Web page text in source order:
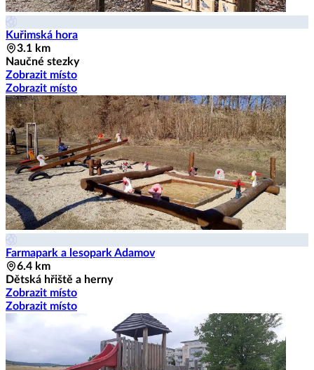
Kuřimská hora
3.1 km
Naučné stezky
Zobrazit místo
Zobrazit místo
Farmapark a lesopark Adamov
6.4 km
Dětská hřiště a herny
Zobrazit místo
Zobrazit místo